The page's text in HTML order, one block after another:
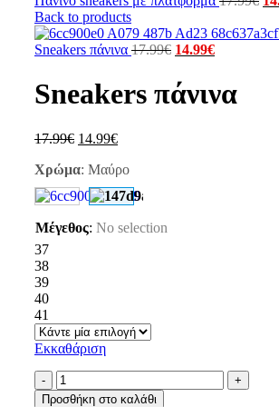
Back to products
Sneakers πάνινα 17.99€ 14.99€
Sneakers πάνινα
17.99€ 14.99€
Χρώμα: Μαύρο
Μέγεθος: No selection
37
38
39
40
41
Εκκαθάριση
Προσθήκη στο καλάθι